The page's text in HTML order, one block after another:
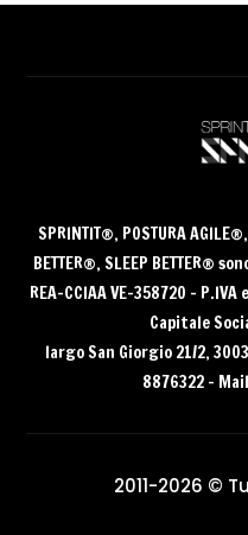
Archivi
SPRINTIT®, POSTURA
BETTER®, SLEEP BETTER®
REA-CCIAA VE-358720 – P.IVA
Capitale
largo San Giorgio 21/2,
8876322 –
2011-2026 ©